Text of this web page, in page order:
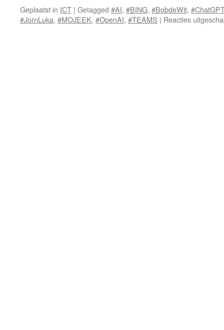
Geplaatst in ICT | Getagged #AI, #BING, #BobdeWit, #ChatGPT
#JornLuka, #MOJEEK, #OpenAI, #TEAMS | Reacties